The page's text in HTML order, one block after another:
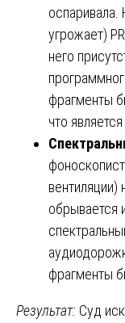
угрожает)
него
фрагменты
что
обрывается
фрагменты
Результат: Суд